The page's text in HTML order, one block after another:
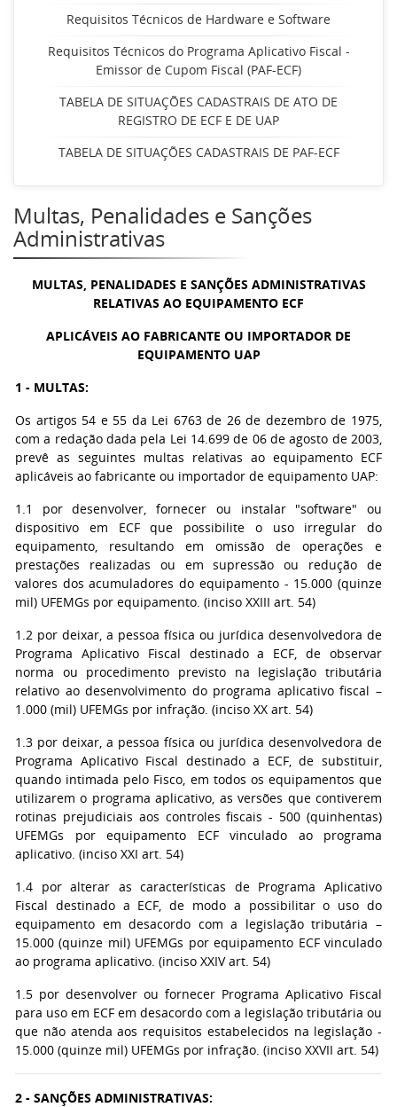
Requisitos Técnicos de Hardware e Software
Requisitos Técnicos do Programa Aplicativo Fiscal -
Emissor de Cupom Fiscal (PAF-ECF)
TABELA DE SITUAÇÕES CADASTRAIS DE ATO DE
REGISTRO DE ECF E DE UAP
TABELA DE SITUAÇÕES CADASTRAIS DE PAF-ECF
Multas, Penalidades e Sanções
Administrativas
MULTAS, PENALIDADES E SANÇÕES ADMINISTRATIVAS
RELATIVAS AO EQUIPAMENTO ECF
APLICÁVEIS AO FABRICANTE OU IMPORTADOR DE
EQUIPAMENTO UAP
1 - MULTAS:
Os artigos 54 e 55 da Lei 6763 de 26 de dezembro de 1975,
com a redação dada pela Lei 14.699 de 06 de agosto de 2003,
prevê as seguintes multas relativas ao equipamento ECF
aplicáveis ao fabricante ou importador de equipamento UAP:
1.1 por desenvolver, fornecer ou instalar "software" ou
dispositivo em ECF que possibilite o uso irregular do
equipamento, resultando em omissão de operações e
prestações realizadas ou em supressão ou redução de
valores dos acumuladores do equipamento - 15.000 (quinze
mil) UFEMGs por equipamento. (inciso XXIII art. 54)
1.2 por deixar, a pessoa física ou jurídica desenvolvedora de
Programa Aplicativo Fiscal destinado a ECF, de observar
norma ou procedimento previsto na legislação tributária
relativo ao desenvolvimento do programa aplicativo fiscal –
1.000 (mil) UFEMGs por infração. (inciso XX art. 54)
1.3 por deixar, a pessoa física ou jurídica desenvolvedora de
Programa Aplicativo Fiscal destinado a ECF, de substituir,
quando intimada pelo Fisco, em todos os equipamentos que
utilizarem o programa aplicativo, as versões que contiverem
rotinas prejudiciais aos controles fiscais - 500 (quinhentas)
UFEMGs por equipamento ECF vinculado ao programa
aplicativo. (inciso XXI art. 54)
1.4 por alterar as características de Programa Aplicativo
Fiscal destinado a ECF, de modo a possibilitar o uso do
equipamento em desacordo com a legislação tributária –
15.000 (quinze mil) UFEMGs por equipamento ECF vinculado
ao programa aplicativo. (inciso XXIV art. 54)
1.5 por desenvolver ou fornecer Programa Aplicativo Fiscal
para uso em ECF em desacordo com a legislação tributária ou
que não atenda aos requisitos estabelecidos na legislação -
15.000 (quinze mil) UFEMGs por infração. (inciso XXVII art. 54)
2 - SANÇÕES ADMINISTRATIVAS: